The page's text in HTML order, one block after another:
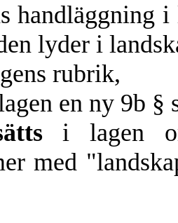
handläggning
lyder i
rubrik,
en ny 9b §
i lagen
med